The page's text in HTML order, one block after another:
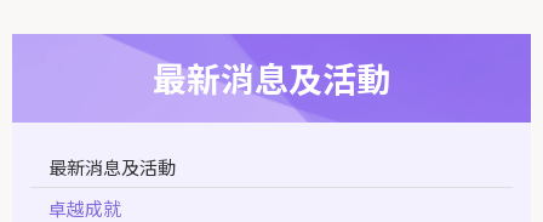
最新消息及活動
最新消息及活動
卓越成就